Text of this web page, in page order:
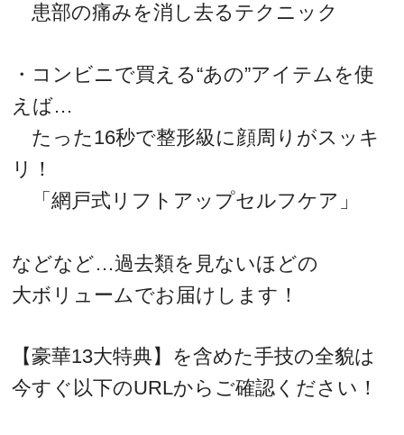
患部の痛みを消し去るテクニック
・コンビニで買える“あの”アイテムを使
えば…
たった16秒で整形級に顔周りがスッキ
リ！
「網戸式リフトアップセルフケア」
などなど…過去類を見ないほどの
大ボリュームでお届けします！
【豪華13大特典】を含めた手技の全貌は
今すぐ以下のURLからご確認ください！